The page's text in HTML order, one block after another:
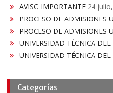
AVISO IMPORTANTE 24
PROCESO DE ADMISIONES
PROCESO DE ADMISIONES
UNIVERSIDAD TÉCNICA DEL
UNIVERSIDAD TÉCNICA DEL
Categorías